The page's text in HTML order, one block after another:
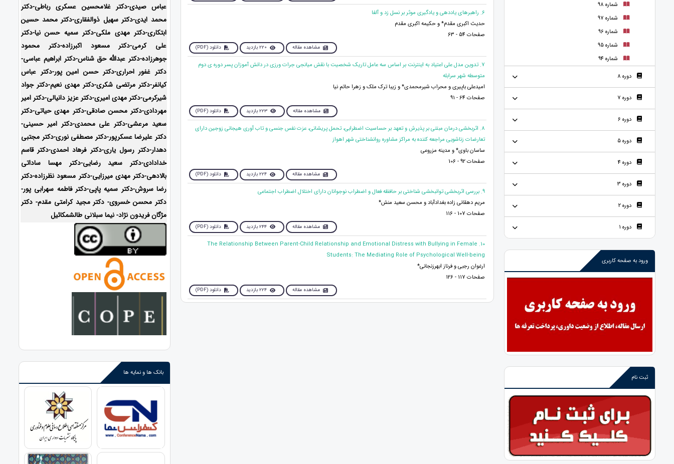
شماره 98
شماره 97
شماره 96
شماره 95
شماره 94
دوره 8
دوره 7
دوره 6
دوره 5
دوره 4
دوره 3
دوره 2
دوره 1
ورود به صفحه کاربری
ثبت نام
6. راهبرهای یاددهی و یادگیری موثر بر نسل زد و آلفا
حدیث اکبری مقدم* و حکیمه اکبری مقدم
صفحات 54 - 63
مشاهده مقاله 220 بازدید دانلود (PDF)
7. تدوین مدل علی اعتیاد به اینترنت بر اساس سه عامل تاریک شخصیت با نقش میانجی جرات ورزی در دانش آموزان پسر دوره ی دوم
متوسطه شهر سرابله
امیدعلی باپیری و محراب شیرمحمدی* و زیبا ترک ملک و زهرا حاتم نیا
صفحات 64 - 91
مشاهده مقاله 223 بازدید دانلود (PDF)
8. اثربخشی درمان مبتنی بر پذیرش و تعهد بر حساسیت اضطرابی، تحمل پریشانی، عزت نفس جنسی و تاب آوری هیجانی زوجین دارای
تعارضات زناشویی مراجعه کننده به مراکز مشاوره روانشناختی شهر اهواز
ساسان باوی* و مدینه مزروعی
صفحات 92 - 106
مشاهده مقاله 224 بازدید دانلود (PDF)
9. بررسی اثربخشی توانبخشی شناختی بر حافظه فعال و اضطراب نوجوانان دارای اختلال اضطراب اجتماعی
مریم دهقانی زاده بغدادآباد و محسن سعید منش*
صفحات 107 - 116
مشاهده مقاله 244 بازدید دانلود (PDF)
10. The Relationship Between Parent-Child Relationship and Emotional Distress with Bullying in Female
Students: The Mediating Role of Psychological Well-being
ارغوان رجبی و فرناز ابهرزنجانی*
صفحات 117 - 126
مشاهده مقاله 224 بازدید دانلود (PDF)
عباس صیدی-دکتر غلامحسین عسکری رباطی-دکتر
محمد ایدی-دکتر سهیل ذوالفقاری-دکتر محمد حسین
ابتکاری-دکتر مهدی ملکی-دکتر سمیه حسن نیا-دکتر
علی کرمی-دکتر مسعود اکبرزاده-دکتر محمود
جوهرزاده-دکتر عبدالله حق شناس-دکتر ابراهیم عباسی-
دکتر غفور احراری-دکتر حسن امین پور-دکتر عباس
کیانفر-دکتر مرتضی شکری-دکتر مهدی نعیم-دکتر جواد
شیرکرمی-دکتر مهدی امیری-دکتر عزیز دانیالی-دکتر امیر
مهردادی-دکتر محسن صادقی-دکتر مهدی حیاتی-دکتر
سعید مرعشی-دکتر علی محمدی-دکتر امیر حسینی-
دکتر علیرضا عسکرپور-دکتر مصطفی نوری-دکتر مجتبی
دهدار-دکتر رسول یاری-دکتر فرهاد احمدی-دکتر قاسم
خدادادی-دکتر سعید رضایی-دکتر مهسا ساداتی
بالادهی-دکتر مهدی میرزایی-دکتر مسعود نظرزاده-دکتر
رضا سروش-دکتر سمیه پاپی-دکتر فاطمه سهرابی پور-
دکتر محسن خسروی- دکتر مجید کرامتی مقدم- دکتر
مژگان فریدون نژاد- نیما سبلانی طالشمکائیل
بانک ها و نمایه ها